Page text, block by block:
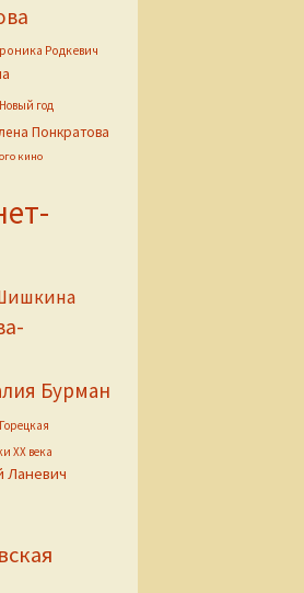
Родкевич
год
Понкратова
кино
Бурман
ХХ века
Ланевич